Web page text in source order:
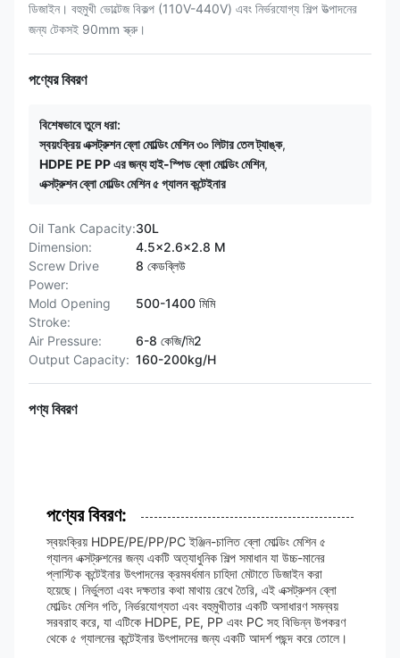
ডিজাইন। বহুমুখী ভোল্টেজ বিকল্প (110V-440V) এবং নির্ভরযোগ্য শিল্প উত্পাদনের
জন্য টেকসই 90mm স্ক্রু।
পণ্যের বিবরণ
বিশেষভাবে তুলে ধরা:
স্বয়ংক্রিয় এক্সট্রুশন ব্লো মোল্ডিং মেশিন ৩০ লিটার তেল ট্যাঙ্ক,
HDPE PE PP এর জন্য হাই-স্পিড ব্লো মোল্ডিং মেশিন,
এক্সট্রুশন ব্লো মোল্ডিং মেশিন ৫ গ্যালন কন্টেইনার
Oil Tank Capacity:30L
Dimension:
4.5x2.6x2.8 M
Screw Drive
Power:
8 কেডব্লিউ
Mold Opening
Stroke:
500-1400 মিমি
Air Pressure:
6-8 কেজি/মি2
Output Capacity: 160-200kg/H
পণ্য বিবরণ
পণ্যের বিবরণ:
স্বয়ংক্রিয় HDPE/PE/PP/PC ইঞ্জিন-চালিত ব্লো মোল্ডিং মেশিন ৫
গ্যালন এক্সট্রুশনের জন্য একটি অত্যাধুনিক শিল্প সমাধান যা উচ্চ-মানের
প্লাস্টিক কন্টেইনার উৎপাদনের ক্রমবর্ধমান চাহিদা মেটাতে ডিজাইন করা
হয়েছে। নির্ভুলতা এবং দক্ষতার কথা মাথায় রেখে তৈরি, এই এক্সট্রুশন ব্লো
মোল্ডিং মেশিন গতি, নির্ভরযোগ্যতা এবং বহুমুখীতার একটি অসাধারণ সমন্বয়
সরবরাহ করে, যা এটিকে HDPE, PE, PP এবং PC সহ বিভিন্ন উপকরণ
থেকে ৫ গ্যালনের কন্টেইনার উৎপাদনের জন্য একটি আদর্শ পছন্দ করে তোলে।